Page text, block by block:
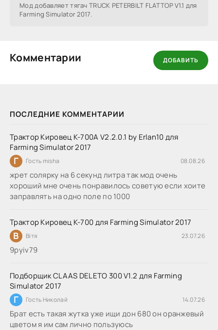
ПОСЛЕДНИЕ КОММЕНТАРИИ
Трактор Кировец К-700А V2.2.0.1 by Erlan10 для
Farming Simulator 2017
Г Гость misha 08.08.26
жрет солярку на 6 секунд литра так мод очень
хороший мне очень понравилось советую если хоите
заправлять на одно поле по 1000
Трактор Кировец К-700 для Farming Simulator 2017
В Вітя 23.07.26
9руіv79
Подборщик CLAAS DELETO 300 V1.2 для Farming
Simulator 2017
Г Гость Николай 14.07.26
Брат есть такая жутка уже ищи дон 680 он оранжевый
цветом я им сам лично пользуюсь
Мод добавляет тягач TRUCK PETERBILT FLATTOP V1.1 для
Farming Simulator 2017.
Комментарии ДОБАВИТЬ